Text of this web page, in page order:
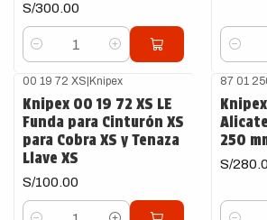
S/300.00
Cantidad
00 19 72 XS|Knipex
Knipex 00 19 72 XS LE
Funda para Cinturón XS
para Cobra XS y Tenaza
Llave XS
S/100.00
87 01
250
S/